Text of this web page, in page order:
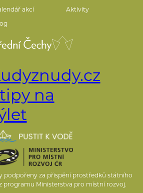
akcí
Aktivity
podpořeny za přispění prostředků státního
programu Ministerstva pro místní rozvoj.